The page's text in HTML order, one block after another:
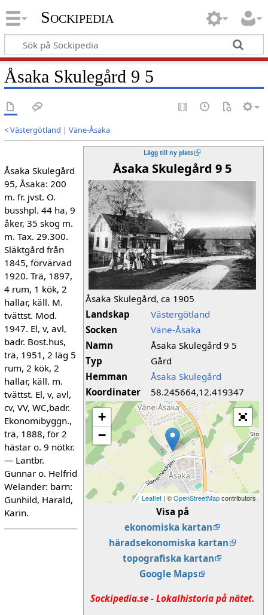
Sockipedia
Åsaka Skulegård 9 5
<Västergötland | Väne-Åsaka
Lägg till ny plats
Åsaka Skulegård 9 5
Åsaka Skulegård, ca 1905
Landskap
Västergötland
Socken
Väne-Åsaka
Namn
Åsaka Skulegård 9 5
Typ
Gård
Hemman
Åsaka Skulegård
Koordinater
58.245664,12.419347
+
−
Leaflet | ©OpenStreetMapcontributors
Visa på
ekonomiska kartan
häradsekonomiska kartan
topografiska kartan
Google Maps
Sockipedia.se - Lokalhistoria på nätet.
Åsaka Skulegård
95, Åsaka: 200
m. fr. jvst. O.
busshpl. 44 ha, 9
åker, 35 skog m.
m. Tax. 29.300.
Släktgård från
1845, förvärvad
1920. Trä, 1897,
4 rum, 1 kök, 2
hallar, käll. M.
tvättst. Mod.
1947. El, v, avl,
badr. Bost.hus,
trä, 1951, 2 läg 5
rum, 2 kök, 2
hallar, käll. m.
tvättst. El, v, avl,
cv, VV, WC,badr.
Ekonomibyggn.,
trä, 1888, för 2
hästar o. 9 nötkr.
— Lantbr.
Gunnar o. Helfrid
Welander: barn:
Gunhild, Harald,
Karin.